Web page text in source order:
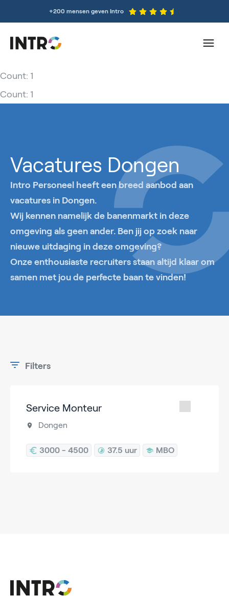
Count: 1
Count: 1
+200 mensen geven Intro
Vacatures Dongen
Intro Personeel heeft een breed aanbod aan
vacatures in Dongen.
Wij kennen namelijk de banenmarkt in deze
omgeving als geen ander. Ben jij op zoek naar
nieuwe uitdaging in deze omgeving?
Onze enthousiaste recruiters staan altijd klaar om
samen met jou de perfecte baan te vinden!
Filters
Service Monteur
Dongen
3000 - 4500 37.5 uur MBO